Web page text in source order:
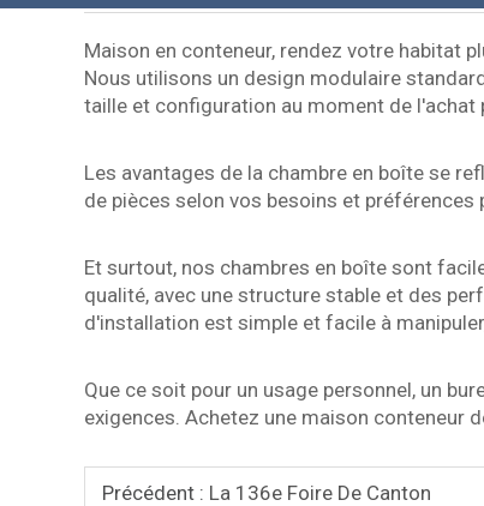
Maison en conteneur, rendez votre habitat
Nous utilisons un design modulaire
taille et configuration au moment de l'achat
Les avantages de la chambre en boîte se
de pièces selon vos besoins et
Et surtout, nos chambres en boîte sont
qualité, avec une structure stable et des
d'installation est simple et facile à
Que ce soit pour un usage personnel, un
exigences. Achetez une maison conteneur
Précédent : La 136e Foire De Canton